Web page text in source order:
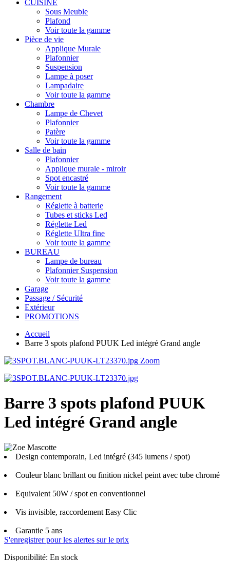
CUISINE
Sous Meuble
Plafond
Voir toute la gamme
Pièce de vie
Applique Murale
Plafonnier
Suspension
Lampe à poser
Lampadaire
Voir toute la gamme
Chambre
Lampe de Chevet
Plafonnier
Patère
Voir toute la gamme
Salle de bain
Plafonnier
Applique murale - miroir
Spot encastré
Voir toute la gamme
Rangement
Réglette à batterie
Tubes et sticks Led
Réglette Led
Réglette Ultra fine
Voir toute la gamme
BUREAU
Lampe de bureau
Plafonnier Suspension
Voir toute la gamme
Garage
Passage / Sécurité
Extérieur
PROMOTIONS
Accueil
Barre 3 spots plafond PUUK Led intégré Grand angle
Zoom
Barre 3 spots plafond PUUK
Led intégré Grand angle
Design contemporain, Led intégré (345 lumens / spot)
Couleur blanc brillant ou finition nickel peint avec tube chromé
Equivalent 50W / spot en conventionnel
Vis invisible, raccordement Easy Clic
Garantie 5 ans
S'enregistrer pour les alertes sur le prix
Disponibilité: En stock